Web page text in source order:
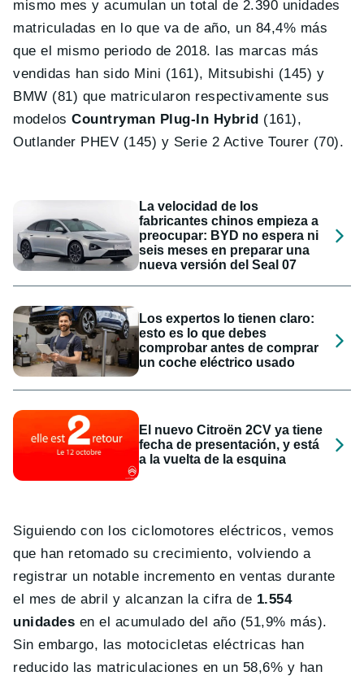
mismo mes y acumulan un total de 2.390 unidades
matriculadas en lo que va de año, un 84,4% más
que el mismo periodo de 2018. las marcas más
vendidas han sido Mini (161), Mitsubishi (145) y
BMW (81) que matricularon respectivamente sus
modelosCountryman Plug-In Hybrid (161),
Outlander PHEV (145) y Serie 2 Active Tourer (70).
La velocidad de los
fabricantes chinos empieza a
preocupar: BYD no espera ni
seis meses en preparar una
nueva versión del Seal 07
Los expertos lo tienen claro:
esto es lo que debes
comprobar antes de comprar
un coche eléctrico usado
El nuevo Citroën 2CV ya tiene
fecha de presentación, y está
a la vuelta de la esquina
Siguiendo con los ciclomotores eléctricos, vemos
que han retomado su crecimiento, volviendo a
registrar un notable incremento en ventas durante
el mes de abril y alcanzan la cifra de 1.554
unidades en el acumulado del año (51,9% más).
Sin embargo, las motocicletas eléctricas han
reducido las matriculaciones en un 58,6% y han